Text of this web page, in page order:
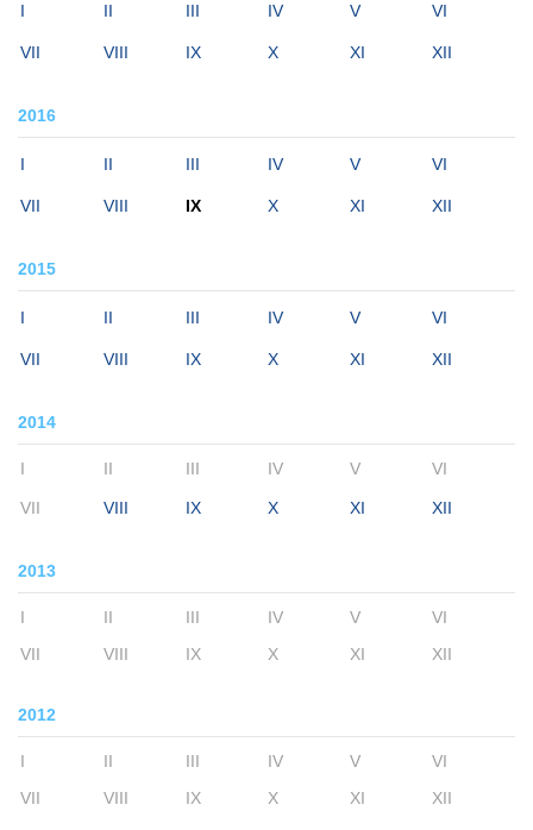
I II III IV V VI
VII VIII IX X XI XII
2016
I II III IV V VI
VII VIII IX X XI XII
2015
I II III IV V VI
VII VIII IX X XI XII
2014
I II III IV V VI
VII VIII IX X XI XII
2013
I II III IV V
VI
VII
VIII IX X XI XII
2012
I II III IV V
VI
VII
VIII IX X XI XII